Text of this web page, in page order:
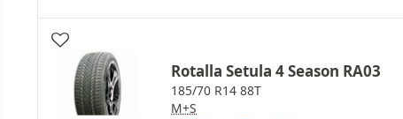
Rotalla Setula 4 Season RA03
185/70 R14 88T
M+S